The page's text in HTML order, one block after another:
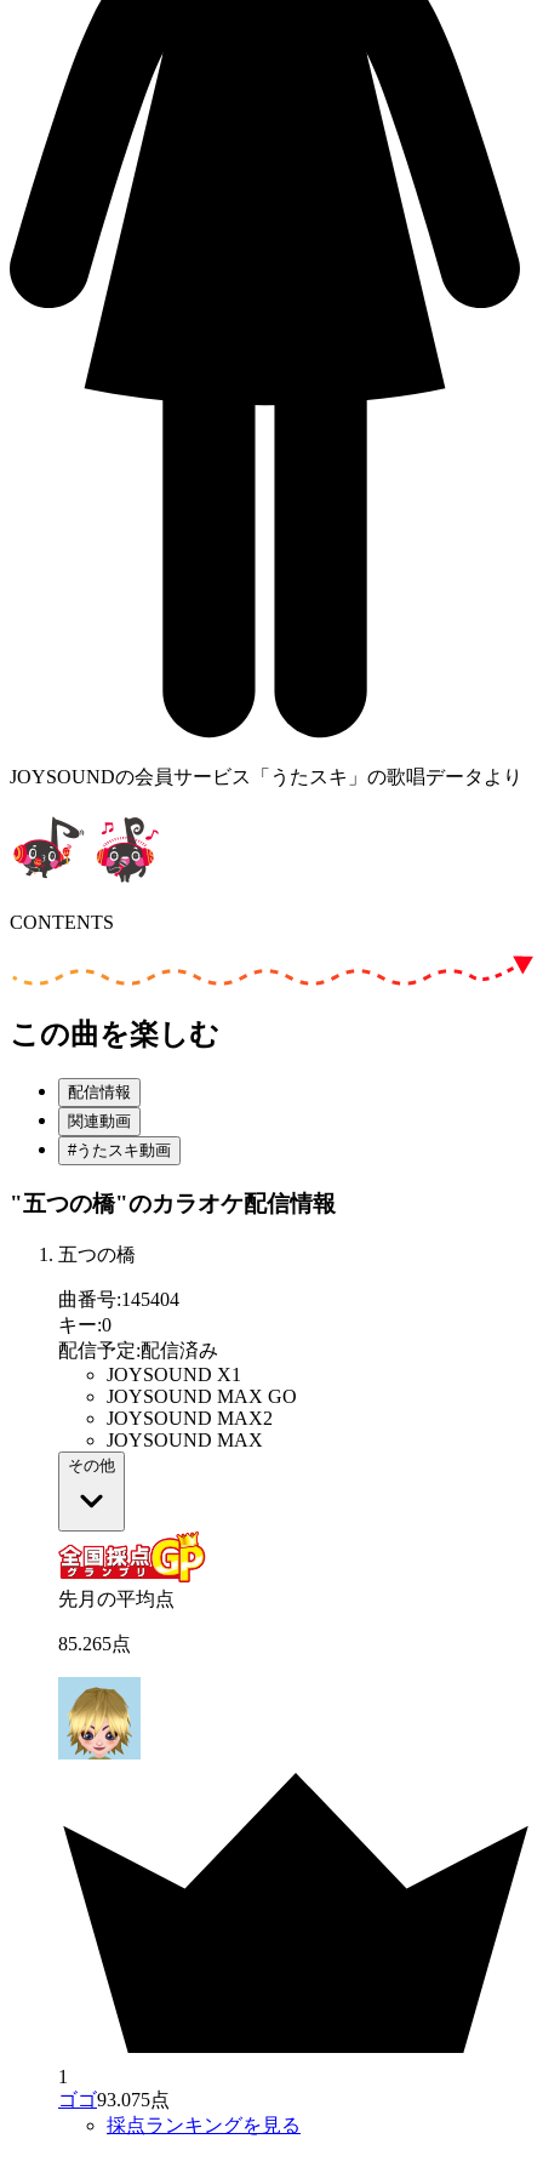
JOYSOUNDの会員サービス「うたスキ」の歌唱データより
CONTENTS
この曲を楽しむ
配信情報
関連動画
#うたスキ動画
"五つの橋"のカラオケ配信情報
五つの橋
曲番号:145404
キー:0
配信予定:配信済み
JOYSOUND X1
JOYSOUND MAX GO
JOYSOUND MAX2
JOYSOUND MAX
その他
先月の平均点
85.265点
1
ゴゴ93.075点
採点ランキングを見る